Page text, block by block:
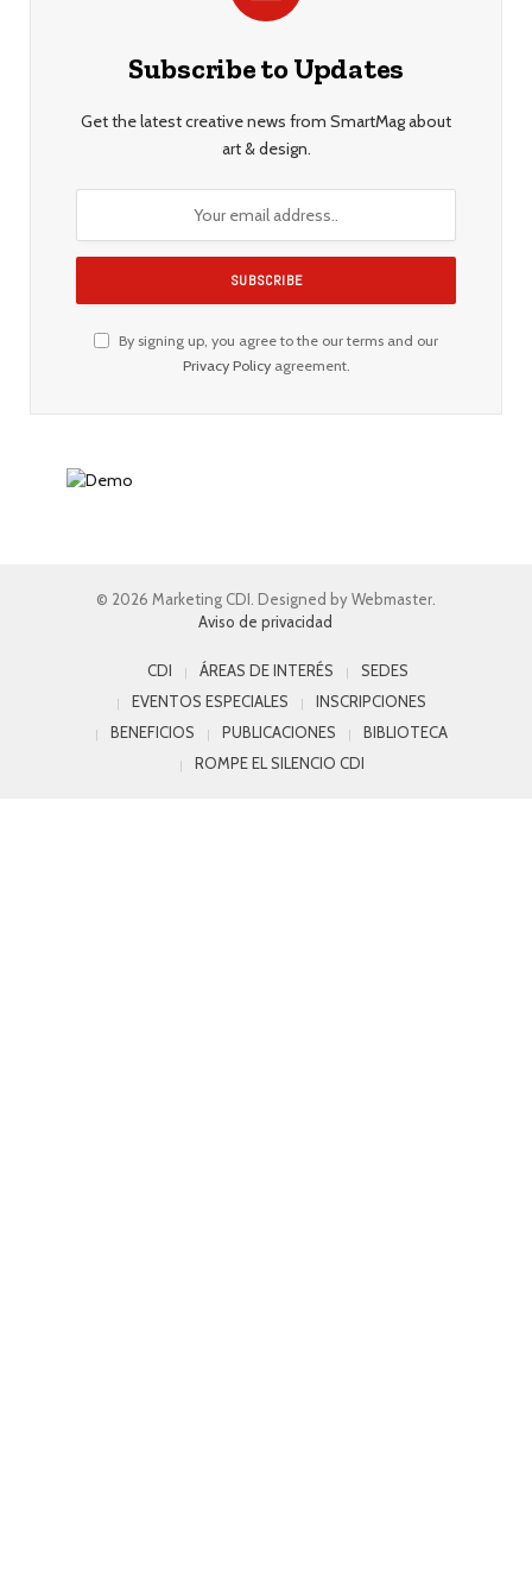
Subscribe to Updates
Get the latest creative news from SmartMag about
art & design.
By signing up, you agree to the our terms and our
Privacy Policyagreement.
© 2026 Marketing CDI. Designed by Webmaster.
Aviso de privacidad
CDI ÁREAS DE INTERÉS
SEDES
EVENTOS ESPECIALES
INSCRIPCIONES
BENEFICIOS
PUBLICACIONES
BIBLIOTECA
ROMPE EL SILENCIO CDI